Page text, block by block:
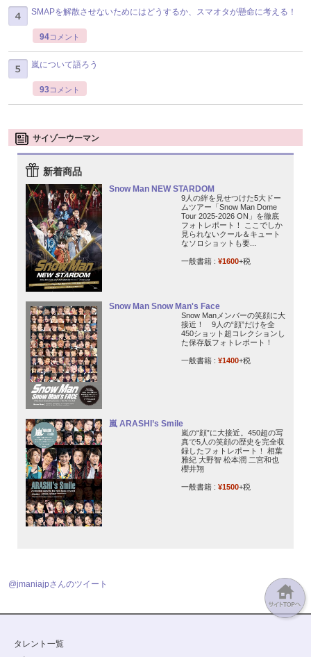
SMAPを解散させないためにはどうするか、スマオタが懸命に考える！
94コメント
嵐について語ろう
93コメント
サイゾーウーマン
新着商品
Snow Man NEW STARDOM
9人の絆を見せつけた5大ドー
ムツアー「Snow Man Dome
Tour 2025-2026 ON」を徹底
フォトレポート！ ここでしか
見られないクール＆キュート
なソロショットも要...
一般書籍 : ¥1600+税
Snow Man Snow Man's Face
Snow Manメンバーの笑顔に大
接近！ 9人の“顔”だけを全
450ショット超コレクションし
た保存版フォトレポート！
一般書籍 : ¥1400+税
嵐 ARASHI’s Smile
嵐の“顔”に大接近。450超の写
真で5人の笑顔の歴史を完全収
録したフォトレポート！ 相葉
雅紀 大野智 松本潤 二宮和也
櫻井翔
一般書籍 : ¥1500+税
@jmaniajpさんのツイート
タレント一覧